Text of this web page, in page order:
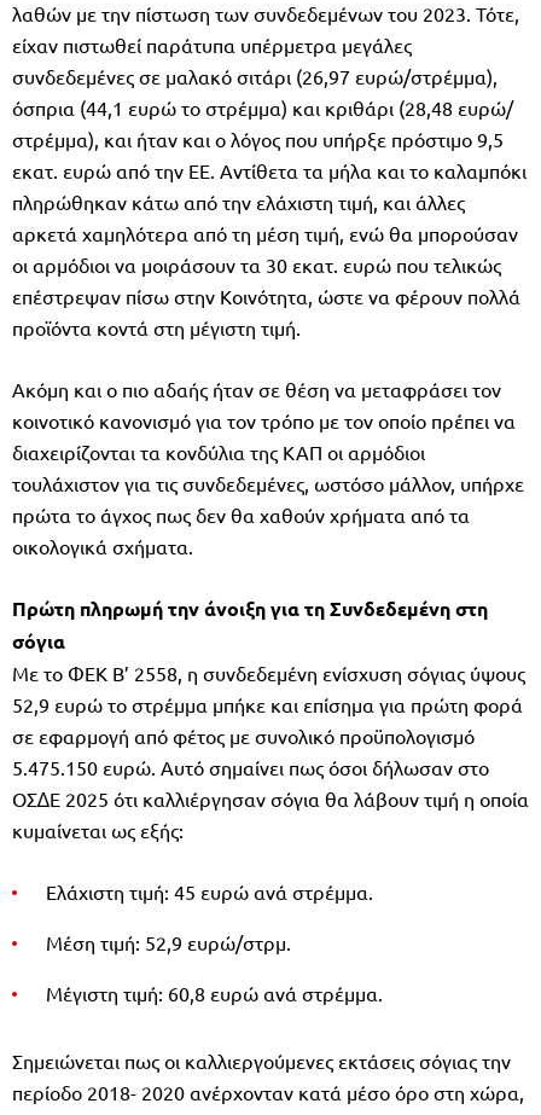
λαθών µε την πίστωση των συνδεδεµένων του 2023. Τότε,
είχαν πιστωθεί παράτυπα υπέρµετρα µεγάλες
συνδεδεµένες σε µαλακό σιτάρι (26,97 ευρώ/στρέµµα),
όσπρια (44,1 ευρώ το στρέµµα) και κριθάρι (28,48 ευρώ/
στρέµµα), και ήταν και ο λόγος που υπήρξε πρόστιµο 9,5
εκατ. ευρώ από την ΕΕ. Αντίθετα τα µήλα και το καλαµπόκι
πληρώθηκαν κάτω από την ελάχιστη τιµή, και άλλες
αρκετά χαµηλότερα από τη µέση τιµή, ενώ θα µπορούσαν
οι αρµόδιοι να µοιράσουν τα 30 εκατ. ευρώ που τελικώς
επέστρεψαν πίσω στην Κοινότητα, ώστε να φέρουν πολλά
προϊόντα κοντά στη µέγιστη τιµή.
Ακόµη και ο πιο αδαής ήταν σε θέση να µεταφράσει τον
κοινοτικό κανονισµό για τον τρόπο µε τον οποίο πρέπει να
διαχειρίζονται τα κονδύλια της ΚΑΠ οι αρµόδιοι
τουλάχιστον για τις συνδεδεµένες, ωστόσο µάλλον, υπήρχε
πρώτα το άγχος πως δεν θα χαθούν χρήµατα από τα
οικολογικά σχήµατα.
Πρώτη πληρωμή την άνοιξη για τη Συνδεδεμένη στη
σόγια
Με το ΦΕΚ Β’ 2558, η συνδεδεµένη ενίσχυση σόγιας ύψους
52,9 ευρώ το στρέµµα µπήκε και επίσηµα για πρώτη φορά
σε εφαρµογή από φέτος µε συνολικό προϋπολογισµό
5.475.150 ευρώ. Αυτό σηµαίνει πως όσοι δήλωσαν στο
ΟΣ∆Ε 2025 ότι καλλιέργησαν σόγια θα λάβουν τιµή η οποία
κυµαίνεται ως εξής:
Ελάχιστη τιµή: 45 ευρώ ανά στρέµµα.
Μέση τιµή: 52,9 ευρώ/στρµ.
Μέγιστη τιµή: 60,8 ευρώ ανά στρέµµα.
Σηµειώνεται πως οι καλλιεργούµενες εκτάσεις σόγιας την
περίοδο 2018- 2020 ανέρχονταν κατά µέσο όρο στη χώρα,